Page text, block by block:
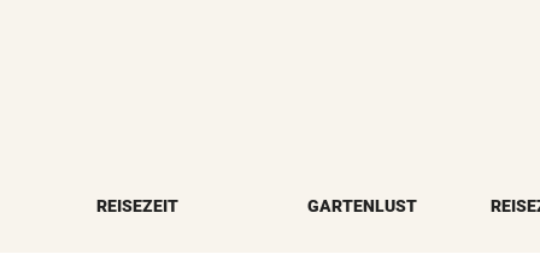
REISEZEIT GARTENLUST